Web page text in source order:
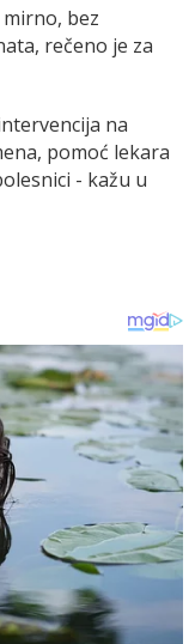
bez
rečeno je za
na
pomoć lekara
- kažu u